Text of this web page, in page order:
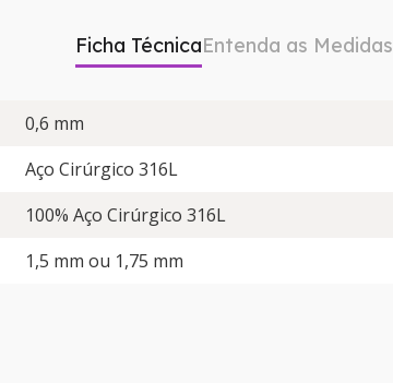
Ficha TécnicaEntenda as Medidas
0,6 mm
Aço Cirúrgico 316L
100% Aço Cirúrgico 316L
1,5 mm ou 1,75 mm